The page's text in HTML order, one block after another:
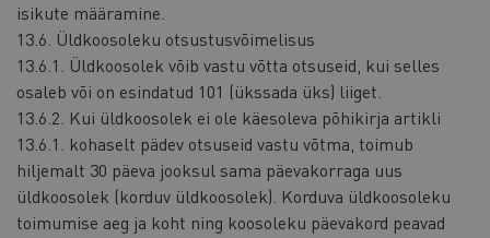
isikute määramine.
13.6. Üldkoosoleku otsustusvõimelisus
13.6.1. Üldkoosolek võib vastu võtta otsuseid, kui selles
osaleb või on esindatud 101 (ükssada üks) liiget.
13.6.2. Kui üldkoosolek ei ole käesoleva põhikirja artikli
13.6.1. kohaselt pädev otsuseid vastu võtma, toimub
hiljemalt 30 päeva jooksul sama päevakorraga uus
üldkoosolek (korduv üldkoosolek). Korduva üldkoosoleku
toimumise aeg ja koht ning koosoleku päevakord peavad